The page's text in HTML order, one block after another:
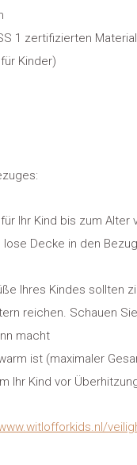
1 zertifizierten
Kinder)
für Ihr Kind bis zum
Decke in den
Ihres Kindes sollten
reichen. Schauen
macht
ist (maximaler
Ihr Kind vor